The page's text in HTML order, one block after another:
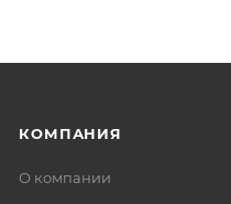
КОМПАНИЯ
О компании